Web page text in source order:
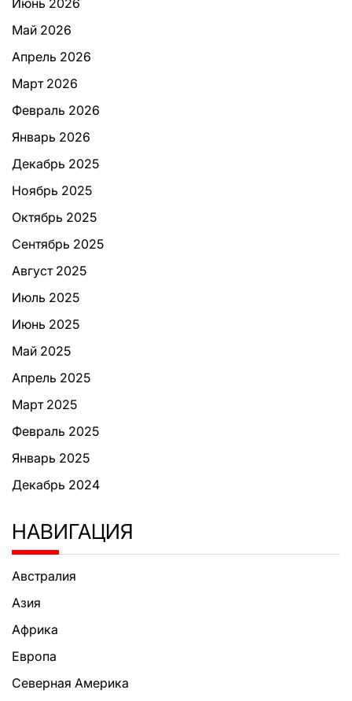
Июнь 2026
Май 2026
Апрель 2026
Март 2026
Февраль 2026
Январь 2026
Декабрь 2025
Ноябрь 2025
Октябрь 2025
Сентябрь 2025
Август 2025
Июль 2025
Июнь 2025
Май 2025
Апрель 2025
Март 2025
Февраль 2025
Январь 2025
Декабрь 2024
НАВИГАЦИЯ
Австралия
Азия
Африка
Европа
Северная Америка